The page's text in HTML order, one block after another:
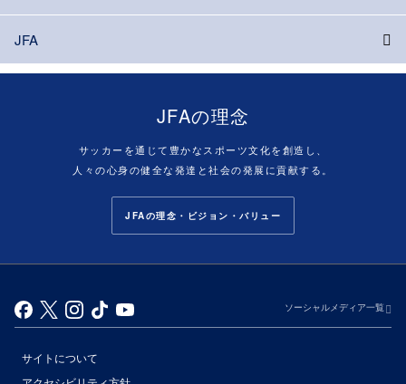
JFA
JFAの理念
サッカーを通じて豊かなスポーツ文化を創造し、
人々の心身の健全な発達と社会の発展に貢献する。
JFAの理念・ビジョン・バリュー
ソーシャルメディア一覧
サイトについて